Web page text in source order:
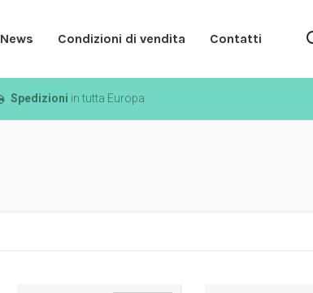
News Condizioni di vendita Contatti
Spedizioni in tutta Europa